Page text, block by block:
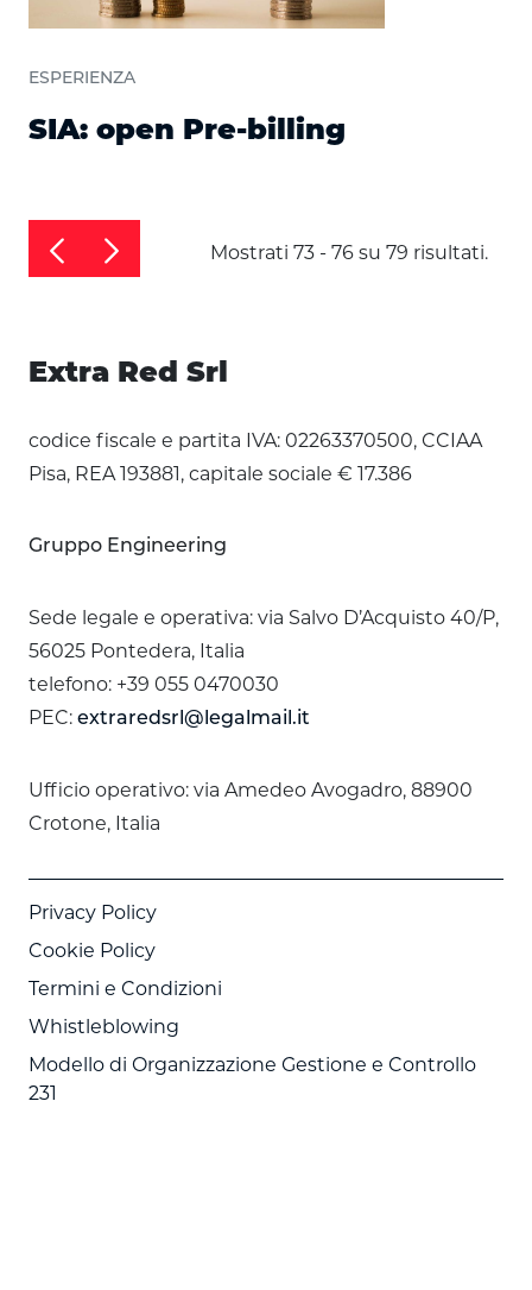
ESPERIENZA
SIA: open Pre-billing
Mostrati 73 - 76 su 79 risultati.
Extra Red Srl
codice fiscale e partita IVA: 02263370500, CCIAA
Pisa, REA 193881, capitale sociale € 17.386
Gruppo Engineering
Sede legale e operativa: via Salvo D’Acquisto 40/P,
56025 Pontedera, Italia
telefono: +39 055 0470030
PEC: extraredsrl@legalmail.it
Ufficio operativo: via Amedeo Avogadro, 88900
Crotone, Italia
Privacy Policy
Cookie Policy
Termini e Condizioni
Whistleblowing
Modello di Organizzazione Gestione e Controllo
231